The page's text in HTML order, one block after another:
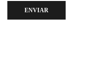
ENVIAR